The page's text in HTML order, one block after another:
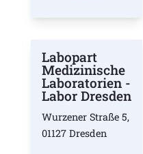
Labopart
Medizinische
Laboratorien -
Labor Dresden
Wurzener Straße 5,
01127 Dresden